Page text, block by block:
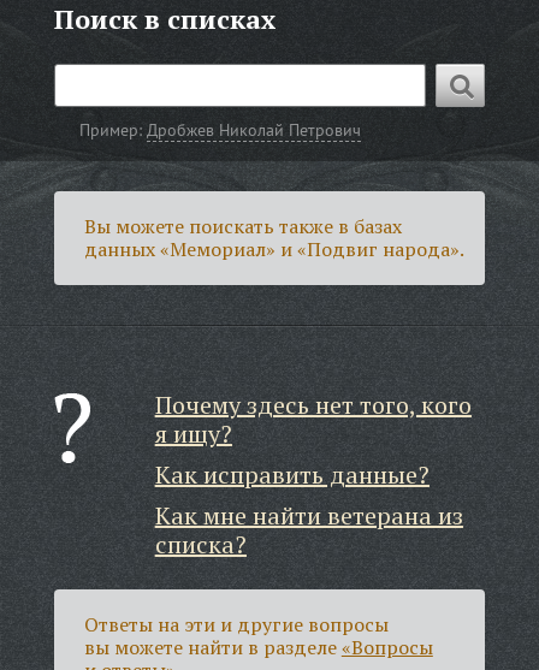
Поиск в списках
Пример:Дробжев Николай Петрович
Вы можете поискать также в базах
данных «Мемориал» и «Подвиг народа».
Почему здесь нет того, кого
я ищу?
Как исправить данные?
Как мне найти ветерана из
списка?
Ответы на эти и другие вопросы
вы можете найти в разделе«Вопросы